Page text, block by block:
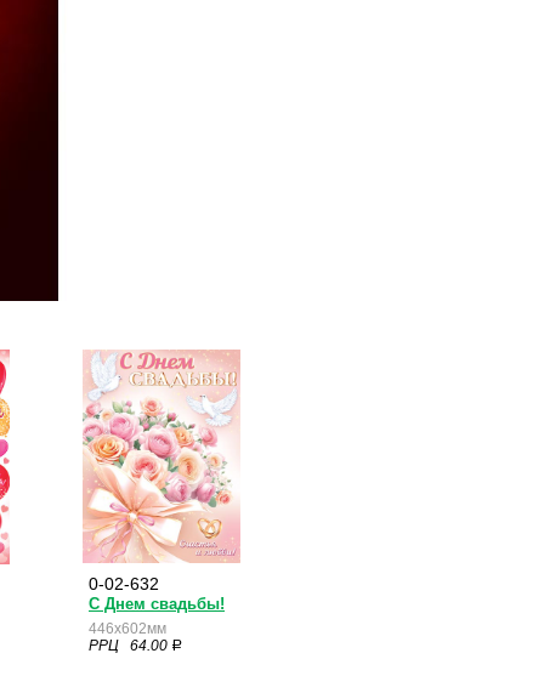
0-02-632
С Днем свадьбы!
446x602мм
РРЦ 64.00 a